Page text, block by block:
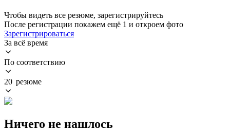
Чтобы видеть все резюме, зарегистрируйтесь
После регистрации покажем ещё 1 и откроем фото
Зарегистрироваться
За всё время
По соответствию
20 резюме
Ничего не нашлось